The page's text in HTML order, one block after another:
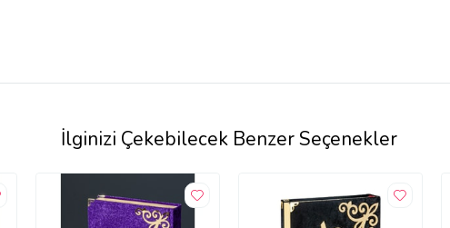
İlginizi Çekebilecek Benzer Seçenekler